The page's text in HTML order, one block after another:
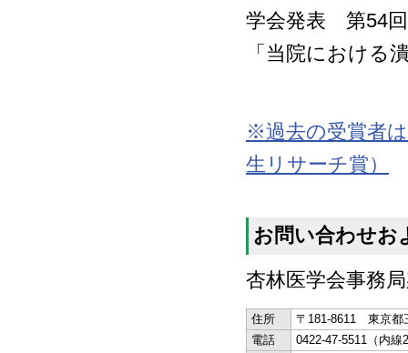
学会発表 第54回
「当院における
※過去の受賞者
生リサーチ賞）
お問い合わせお
杏林医学会事務
住所
〒181-8611 東京都
電話
0422-47-5511（内線